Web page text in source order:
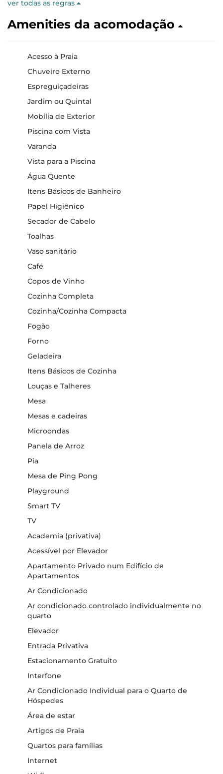
ver todas as regras
Amenities da acomodação
Acesso à Praia
Chuveiro Externo
Espreguiçadeiras
Jardim ou Quintal
Mobília de Exterior
Piscina com Vista
Varanda
Vista para a Piscina
Água Quente
Itens Básicos de Banheiro
Papel Higiênico
Secador de Cabelo
Toalhas
Vaso sanitário
Café
Copos de Vinho
Cozinha Completa
Cozinha/Cozinha Compacta
Fogão
Forno
Geladeira
Itens Básicos de Cozinha
Louças e Talheres
Mesa
Mesas e cadeiras
Microondas
Panela de Arroz
Pia
Mesa de Ping Pong
Playground
Smart TV
TV
Academia (privativa)
Acessível por Elevador
Apartamento Privado num Edifício de
Apartamentos
Ar Condicionado
Ar condicionado controlado individualmente no
quarto
Elevador
Entrada Privativa
Estacionamento Gratuito
Interfone
Ar Condicionado Individual para o Quarto de
Hóspedes
Área de estar
Artigos de Praia
Quartos para famílias
Internet